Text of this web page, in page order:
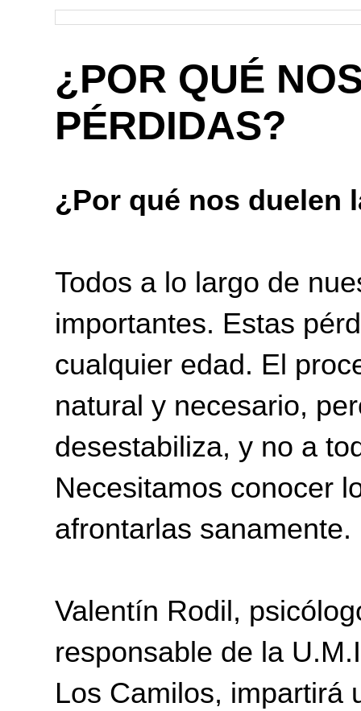
¿POR QUÉ
PÉRDIDAS?
¿Por qué nos duelen
Todos a lo largo de
importantes. Estas
cualquier edad. El
natural y necesario,
desestabiliza, y no a
Necesitamos conocer
afrontarlas sanamente.
Valentín Rodil,
responsable de la
Los Camilos, impartirá